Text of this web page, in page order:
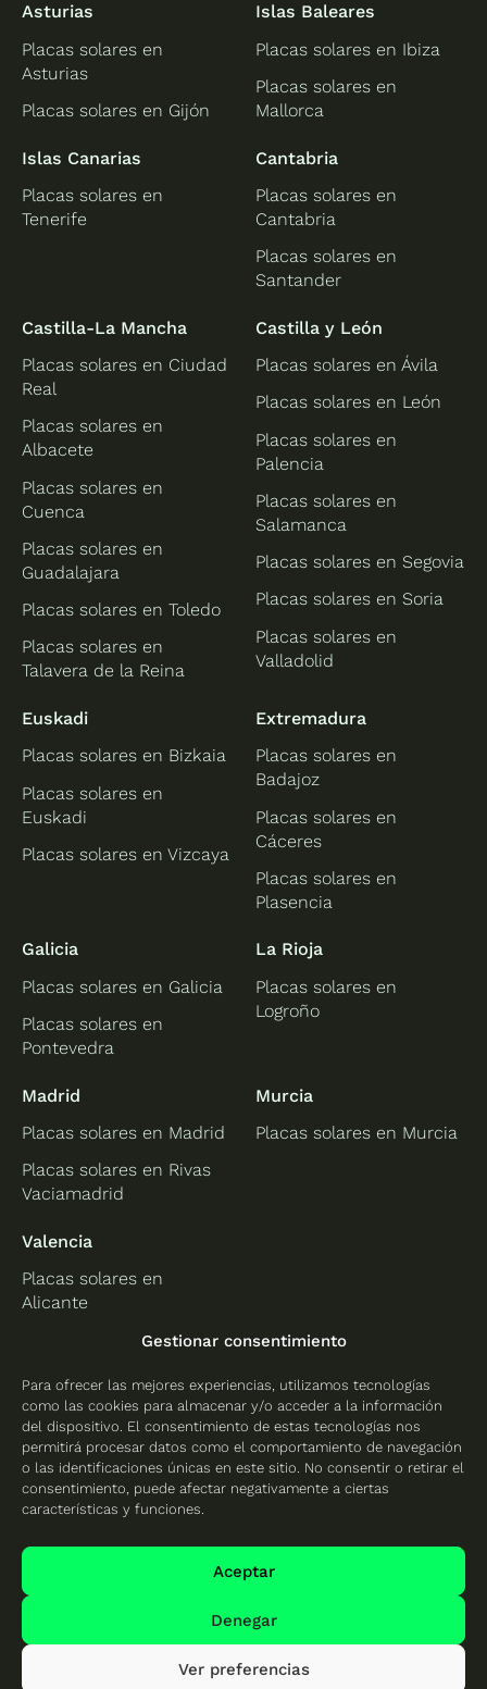
Gestionar consentimiento
Para ofrecer las mejores experiencias, utilizamos tecnologías
como las cookies para almacenar y/o acceder a la información
del dispositivo. El consentimiento de estas tecnologías nos
permitirá procesar datos como el comportamiento de navegación
o las identificaciones únicas en este sitio. No consentir o retirar el
consentimiento, puede afectar negativamente a ciertas
características y funciones.
Aceptar
Denegar
Ver preferencias
Asturias
Placas solares en
Asturias
Placas solares en Gijón
Islas Baleares
Placas solares en Ibiza
Placas solares en
Mallorca
Islas Canarias
Placas solares en
Tenerife
Cantabria
Placas solares en
Cantabria
Placas solares en
Santander
Castilla-La Mancha
Placas solares en Ciudad
Real
Placas solares en
Albacete
Placas solares en
Cuenca
Placas solares en
Guadalajara
Placas solares en Toledo
Placas solares en
Talavera de la Reina
Castilla y León
Placas solares en Ávila
Placas solares en León
Placas solares en
Palencia
Placas solares en
Salamanca
Placas solares en Segovia
Placas solares en Soria
Placas solares en
Valladolid
Euskadi
Placas solares en Bizkaia
Placas solares en
Euskadi
Placas solares en Vizcaya
Extremadura
Placas solares en
Badajoz
Placas solares en
Cáceres
Placas solares en
Plasencia
Galicia
Placas solares en Galicia
Placas solares en
Pontevedra
La Rioja
Placas solares en
Logroño
Madrid
Placas solares en Madrid
Placas solares en Rivas
Vaciamadrid
Murcia
Placas solares en Murcia
Valencia
Placas solares en
Alicante
Placas solares en
Placas solares en
Valencia
Protección de datos
Política de cookies
Mapa del sitio